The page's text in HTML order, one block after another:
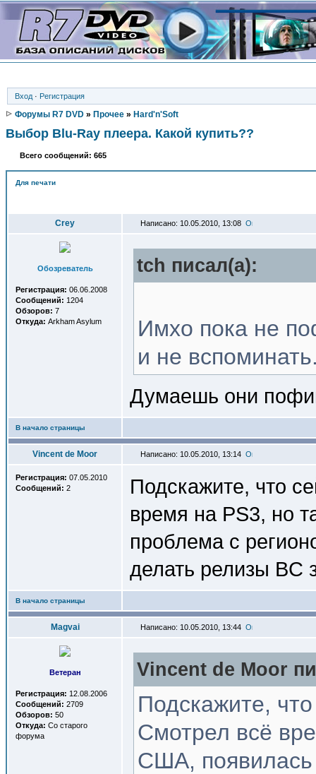
Вход · Регистрация
Форумы R7 DVD » Прочее » Hard'n'Soft
Выбор Blu-Ray плеера. Какой купить??
Всего сообщений: 665
Для печати
Crey Написано: 10.05.2010, 13:08
Обозреватель
Регистрация: 06.06.2008
Сообщений: 1204
Обзоров: 7
Откуда: Arkham Asylum
tch писал(a):
Имхо пока не
и не
Думаешь они
В начало страницы
Vincent de Moor Написано: 10.05.2010, 13:14
Регистрация: 07.05.2010
Сообщений: 2
Подскажите, что
время на PS3, но
проблема с
делать релизы BC
В начало страницы
Magvai Написано: 10.05.2010, 13:44
Ветеран
Регистрация: 12.08.2006
Сообщений: 2709
Обзоров: 50
Откуда: Со старого
форума
Vincent de Moor
Подскажите,
Смотрел всё
США, появилась